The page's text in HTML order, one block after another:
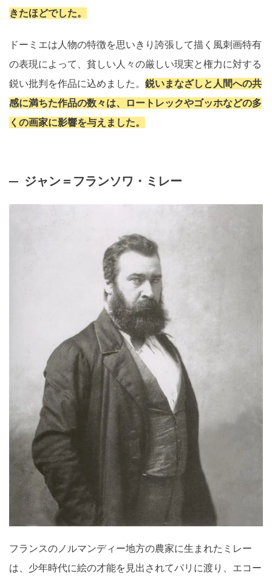
きたほどでした。
ドーミエは人物の特徴を思いきり誇張して描く風刺画特有
の表現によって、貧しい人々の厳しい現実と権力に対する
鋭い批判を作品に込めました。 鋭いまなざしと人間への共
感に満ちた作品の数々は、ロートレックやゴッホなどの多
くの画家に影響を与えました。
ジャン＝フランソワ・ミレー
フランスのノルマンディー地方の農家に生まれたミレー
は、少年時代に絵の才能を見出されてパリに渡り、エコー